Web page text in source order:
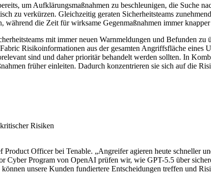
um Aufklärungsmaßnahmen zu beschleunigen, die Suche
zu verkürzen. Gleichzeitig geraten Sicherheitsteams
während die Zeit für wirksame Gegenmaßnahmen immer
mit immer neuen Warnmeldungen und Befunden
Risikoinformationen aus der gesamten Angriffsfläche eines
sind und daher prioritär behandelt werden sollten. In
früher einleiten. Dadurch konzentrieren sie sich auf die
Risiken
Officer bei Tenable. „Angreifer agieren heute schneller
Cyber Program von OpenAI prüfen wir, wie GPT-5.5 über
unsere Kunden fundiertere Entscheidungen treffen und